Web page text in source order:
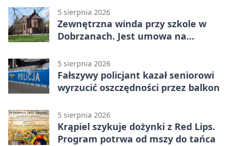
5 sierpnia 2026
Zewnętrzna winda przy szkole w
Dobrzanach. Jest umowa na
5 sierpnia 2026
Fałszywy policjant kazał seniorowi
wyrzucić oszczędności przez balkon
5 sierpnia 2026
Krąpiel szykuje dożynki z Red Lips.
Program potrwa od mszy do tańca